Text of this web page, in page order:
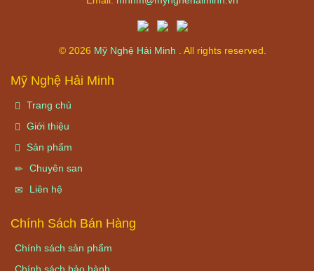
© 2026 Mỹ Nghệ Hải Minh . All rights reserved.
Mỹ Nghệ Hải Minh
Trang chủ
Giới thiệu
Sản phẩm
Chuyên san
Liên hệ
Chính Sách Bán Hàng
Chính sách sản phẩm